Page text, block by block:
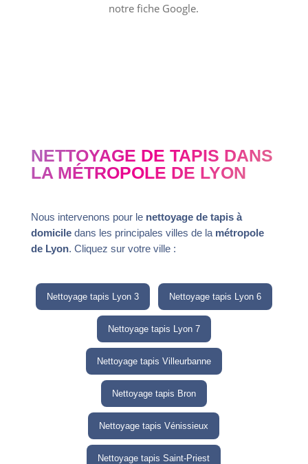
notre fiche Google.
NETTOYAGE DE TAPIS DANS
LA MÉTROPOLE DE LYON
Nous intervenons pour le nettoyage de tapis à
domiciledans les principales villes de la métropole
de Lyon. Cliquez sur votre ville :
Nettoyage tapis Lyon 3 Nettoyage tapis Lyon 6
Nettoyage tapis Lyon 7
Nettoyage tapis Villeurbanne
Nettoyage tapis Bron
Nettoyage tapis Vénissieux
Nettoyage tapis Saint-Priest